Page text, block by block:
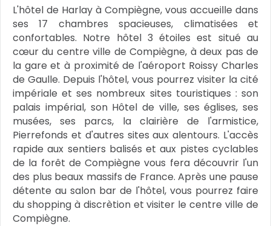
L'hôtel de Harlay à Compiègne, vous accueille dans
ses 17 chambres spacieuses, climatisées et
confortables. Notre hôtel 3 étoiles est situé au
cœur du centre ville de Compiègne, à deux pas de
la gare et à proximité de l'aéroport Roissy Charles
de Gaulle. Depuis l'hôtel, vous pourrez visiter la cité
impériale et ses nombreux sites touristiques : son
palais impérial, son Hôtel de ville, ses églises, ses
musées, ses parcs, la clairière de l'armistice,
Pierrefonds et d'autres sites aux alentours. L'accès
rapide aux sentiers balisés et aux pistes cyclables
de la forêt de Compiègne vous fera découvrir l'un
des plus beaux massifs de France. Après une pause
détente au salon bar de l'hôtel, vous pourrez faire
du shopping à discrètion et visiter le centre ville de
Compiègne.